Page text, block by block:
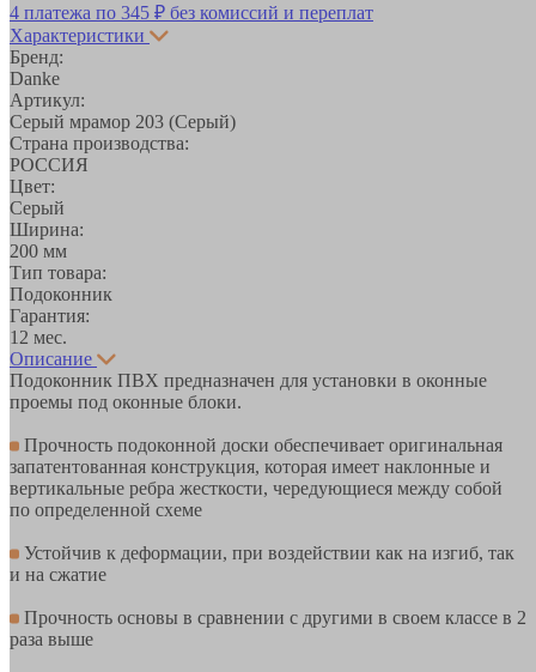
4 платежа по 345 ₽ без комиссий и переплат
Характеристики
Бренд:
Danke
Артикул:
Серый мрамор 203 (Серый)
Страна производства:
РОССИЯ
Цвет:
Серый
Ширина:
200 мм
Тип товара:
Подоконник
Гарантия:
12 мес.
Описание
Подоконник ПВХ предназначен для установки в оконные
проемы под оконные блоки.
Прочность подоконной доски обеспечивает оригинальная
запатентованная конструкция, которая имеет наклонные и
вертикальные ребра жесткости, чередующиеся между собой
по определенной схеме
Устойчив к деформации, при воздействии как на изгиб, так
и на сжатие
Прочность основы в сравнении с другими в своем классе в 2
раза выше